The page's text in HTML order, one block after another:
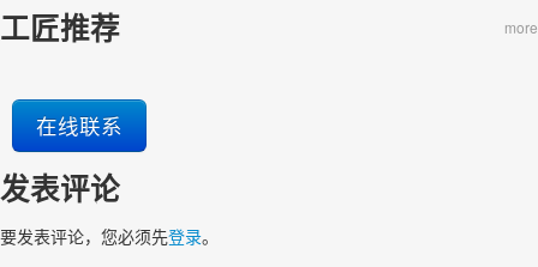
工匠推荐 more
在线联系
发表评论
要发表评论，您必须先登录。